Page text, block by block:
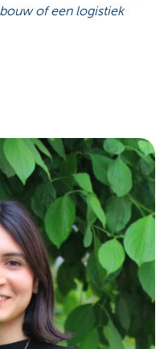
of een logistiek